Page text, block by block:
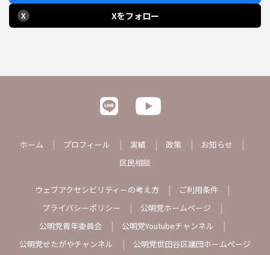
X Xをフォロー
ホーム プロフィール 実績 政策
お知らせ
区民相談
ウェブアクセシビリティーの考え方
ご利用条件
プライバシーポリシー
公明党ホームページ
公明党青年委員会
公明党Youtubeチャンネル
公明党せたがやチャンネル
公明党世田谷区議団ホームページ